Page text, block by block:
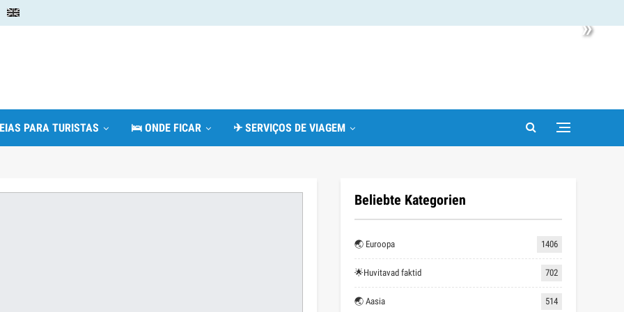
»
PARA TURISTAS 🛌 ONDE FICAR ✈ SERVIÇOS DE VIAGEM
Beliebte Kategorien
🌏 Euroopa 1406
🌟Huvitavad faktid 702
🌏 Aasia 514